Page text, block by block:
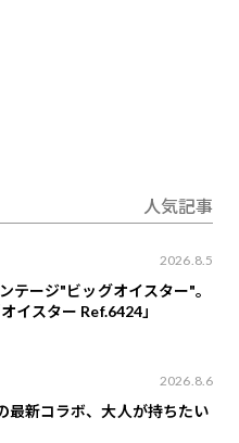
人気記事
2026.8.5
テージ"ビッグオイスター"。
イスター Ref.6424」
2026.8.6
最新コラボ、大人が持ちたい